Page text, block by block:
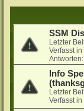
SSM
Letzter
Verfasst in
Info
Letzter
Verfasst in